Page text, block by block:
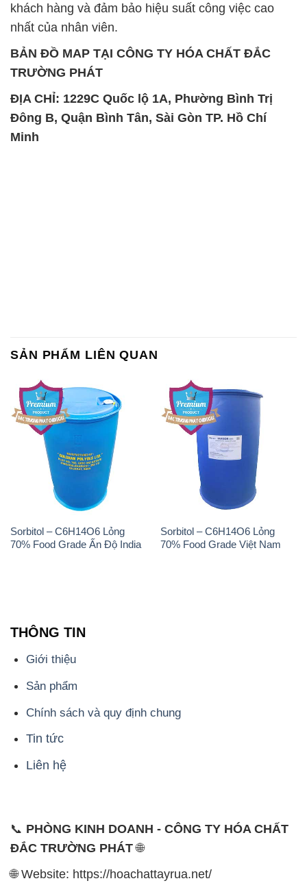
khách hàng và đảm bảo hiệu suất công việc cao
nhất của nhân viên.
BẢN ĐỒ MAP TẠI CÔNG TY HÓA CHẤT ĐẮC
TRƯỜNG PHÁT
ĐỊA CHỈ: 1229C Quốc lộ 1A, Phường Bình Trị
Đông B, Quận Bình Tân, Sài Gòn TP. Hồ Chí
Minh
SẢN PHẨM LIÊN QUAN
Sorbitol – C6H14O6 Lỏng
70% Food Grade Ấn Độ India
Sorbitol – C6H14O6 Lỏng
70% Food Grade Việt Nam
THÔNG TIN
Giới thiệu
Sản phẩm
Chính sách và quy định chung
Tin tức
Liên hệ
📞 PHÒNG KINH DOANH - CÔNG TY HÓA CHẤT
ĐẮC TRƯỜNG PHÁT🌐
🌐 Website: https://hoachattayrua.net/